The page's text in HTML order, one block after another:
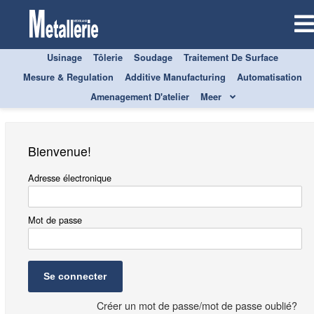
Usinage Tôlerie Soudage
Traitement De Surface
Mesure & Regulation
Additive Manufacturing
Automatisation
Amenagement D'atelier
Meer
S'inscrire
Bienvenue!
Adresse électronique
Mot de passe
Se connecter
Créer un mot de passe/mot de passe oublié?